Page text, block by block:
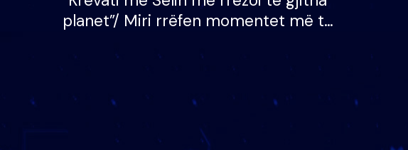
planet”/ Miri rrëfen momentet më të
mungojë zilja e mëngjesit kur…